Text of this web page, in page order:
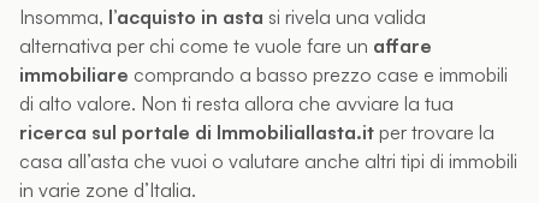
Insomma, l’acquisto in asta si rivela una valida
alternativa per chi come te vuole fare un affare
immobiliare comprando a basso prezzo case e immobili
di alto valore. Non ti resta allora che avviare la tua
ricerca sul portale di Immobiliallasta.it per trovare la
casa all’asta che vuoi o valutare anche altri tipi di immobili
in varie zone d’Italia.